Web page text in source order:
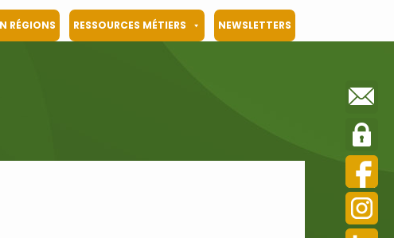
RÉGIONS RESSOURCES MÉTIERS NEWSLETTERS